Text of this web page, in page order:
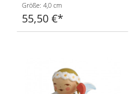
Größe: 4,0 cm
55,50 €